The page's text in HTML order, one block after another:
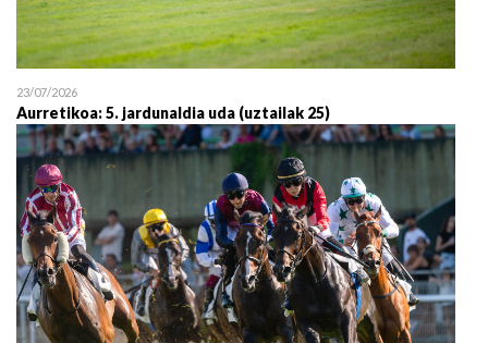
23/07/2026
Aurretikoa: 5. jardunaldia uda (uztailak 25)